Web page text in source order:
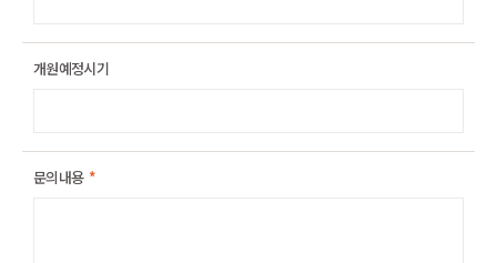
개원예정시기
문의내용 *